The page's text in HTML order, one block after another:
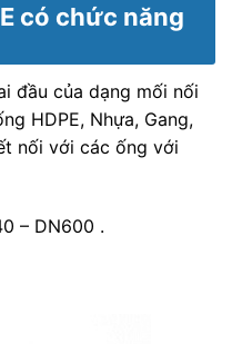
có chức năng
đầu của dạng mối nối
HDPE, Nhựa, Gang,
nối với các ống với
– DN600 .